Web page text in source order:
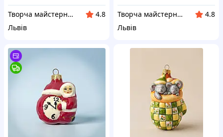
Творча майстерня "Сніжинка"
4.8
Львів
Творча майстерня "Сніжинка"
4.8
Львів